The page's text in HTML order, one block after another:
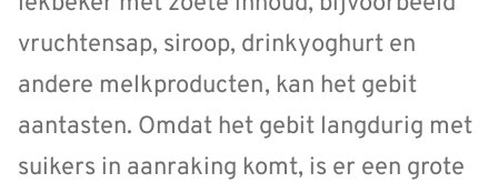
vruchtensap, siroop, drinkyoghurt en
andere melkproducten, kan het gebit
aantasten. Omdat het gebit langdurig met
suikers in aanraking komt, is er een grote